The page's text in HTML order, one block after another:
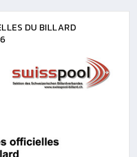
DU BILLARD